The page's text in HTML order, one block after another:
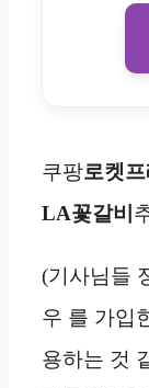
쿠팡로켓프
LA꽃갈비
(기사님들
우 를 가입
용하는 것